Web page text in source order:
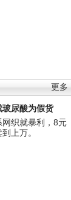
更多
玻尿酸为假货
网织就暴利，8元
上万。